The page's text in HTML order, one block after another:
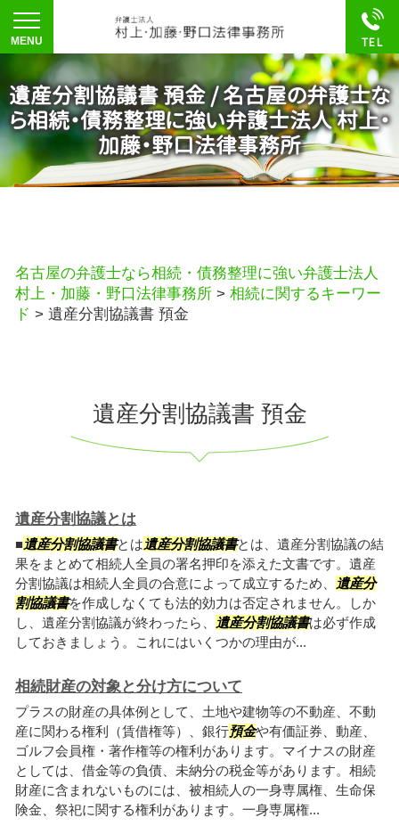
遺産分割協議書 預金 / 名古屋の弁護士な
ら相続・債務整理に強い弁護士法人 村上・
加藤・野口法律事務所
名古屋の弁護士なら相続・債務整理に強い弁護士法人
村上・加藤・野口法律事務所 > 相続に関するキーワー
ド > 遺産分割協議書 預金
遺産分割協議書 預金
遺産分割協議とは
■遺産分割協議書とは遺産分割協議書とは、遺産分割協議の結
果をまとめて相続人全員の署名押印を添えた文書です。遺産
分割協議は相続人全員の合意によって成立するため、
遺産分
割協議書を作成しなくても法的効力は否定されません。しか
し、遺産分割協議が終わったら、
遺産分割協議書は必ず作成
しておきましょう。これにはいくつかの理由が...
相続財産の対象と分け方について
プラスの財産の具体例として、土地や建物等の不動産、不動
産に関わる権利（賃借権等）、銀行預金や有価証券、動産、
ゴルフ会員権・著作権等の権利があります。マイナスの財産
としては、借金等の負債、未納分の税金等があります。相続
財産に含まれないものには、被相続人の一身専属権、生命保
険金、祭祀に関する権利があります。一身専属権...